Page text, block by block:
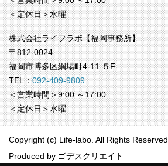
＜定休日＞水曜
株式会社ライフラボ【福岡事務所】
〒812-0024
福岡市博多区綱場町4-11 ５F
TEL：092-409-9809
＜営業時間＞9:00 ～17:00
＜定休日＞水曜
Copyright (c) Life-labo. All Rights Reserved.
Produced by ゴデスクリエイト